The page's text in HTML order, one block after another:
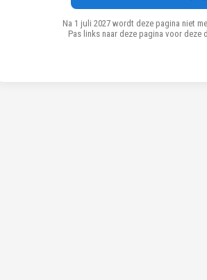
Na 1 juli 2027 wordt deze pagina niet
Pas links naar deze pagina voor deze